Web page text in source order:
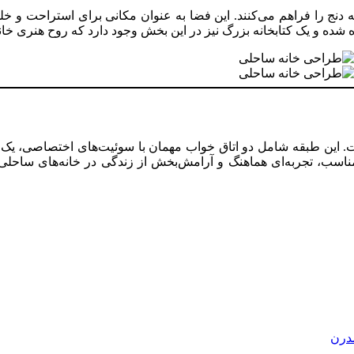
دنج را فراهم می‌کنند. این فضا به عنوان مکانی برای استراحت
شده و یک کتابخانه بزرگ نیز در این بخش وجود دارد که روح هنری
این طبقه شامل دو اتاق خواب مهمان با سوئیت‌های اختصاصی،
تجربه‌ای هماهنگ و آرامش‌بخش از زندگی در خانه‌های ساحلی